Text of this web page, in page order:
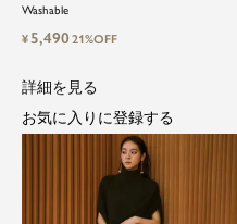
Washable
¥5,49021%OFF
詳細を見る
お気に入りに登録する